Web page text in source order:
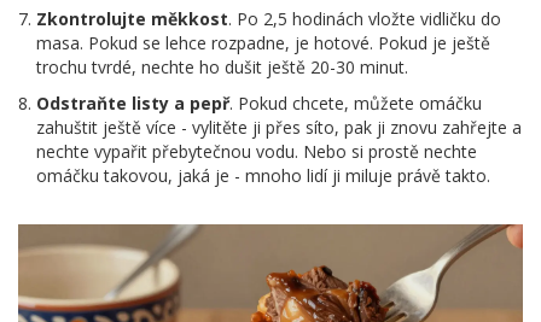
Zkontrolujte měkkost. Po 2,5 hodinách vložte vidličku do
masa. Pokud se lehce rozpadne, je hotové. Pokud je ještě
trochu tvrdé, nechte ho dušit ještě 20-30 minut.
Odstraňte listy a pepř. Pokud chcete, můžete omáčku
zahuštit ještě více - vylitěte ji přes síto, pak ji znovu zahřejte a
nechte vypařit přebytečnou vodu. Nebo si prostě nechte
omáčku takovou, jaká je - mnoho lidí ji miluje právě takto.